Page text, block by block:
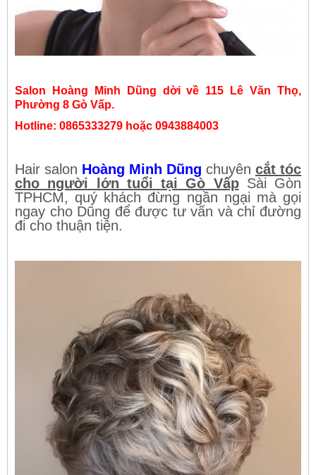
Salon Hoàng Minh Dũng dời về 115 Lê Văn Thọ,
Phường 8 Gò Vấp.
Hotline: 0865333279 hoặc 0943884003
Hair salon Hoàng Minh Dũng chuyên cắt tóc
cho người lớn tuổi tại Gò VấpSài Gòn
TPHCM, quý khách đừng ngần ngại mà gọi
ngay cho Dũng để được tư vấn và chỉ đường
đi cho thuận tiện.